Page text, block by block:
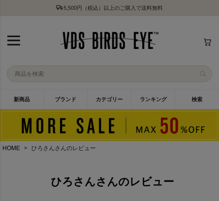
5,500円（税込）以上のご購入で送料無料
新商品 ブランド カテゴリー ランキング 検索
HOME ひろさんさんのレビュー
ひろさんさんのレビュー